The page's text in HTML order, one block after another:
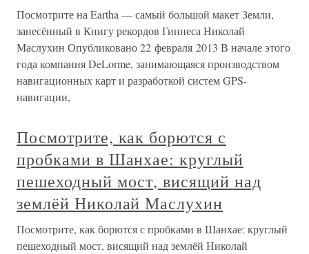
Посмотрите на Eartha — самый большой макет Земли,
занесённый в Книгу рекордов Гиннеса Николай
Маслухин Опубликовано 22 февраля 2013 В начале этого
года компания DeLorme, занимающаяся производством
навигационных карт и разработкой систем GPS-
навигации,
Посмотрите, как борются с
пробками в Шанхае: круглый
пешеходный мост, висящий над
землёй Николай Маслухин
Посмотрите, как борются с пробками в Шанхае: круглый
пешеходный мост, висящий над землёй Николай